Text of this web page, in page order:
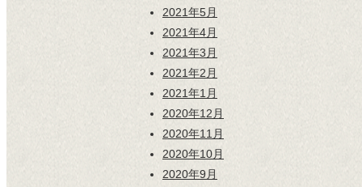
2021年5月
2021年4月
2021年3月
2021年2月
2021年1月
2020年12月
2020年11月
2020年10月
2020年9月